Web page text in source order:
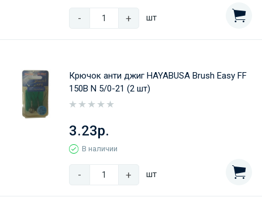
- + шт
Крючок анти джиг HAYABUSA Brush Easy FF
150B N 5/0-21 (2 шт)
3.23р.
В наличии
- + шт